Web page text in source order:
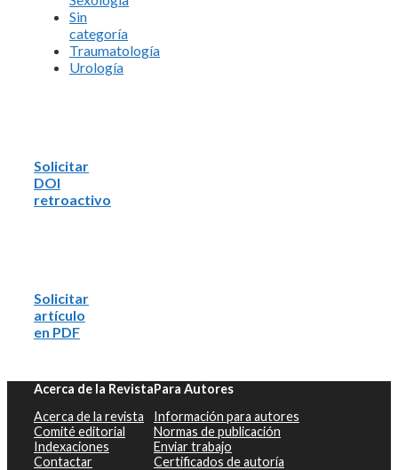
Sin
categoría
Traumatología
Urología
Solicitar
DOI
retroactivo
Solicitar
artículo
en PDF
Acerca de la Revista
Acerca de la revista
Comité editorial
Indexaciones
Contactar
Para Autores
Información para autores
Normas de publicación
Enviar trabajo
Certificados de autoría